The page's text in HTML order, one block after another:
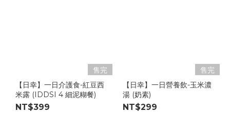
售完
【日幸】一日介護食-紅豆西
米露 (IDDSI 4 細泥糊餐)
NT$399
售完
【日幸】一日營養飲-玉米濃
湯 (奶素)
NT$299